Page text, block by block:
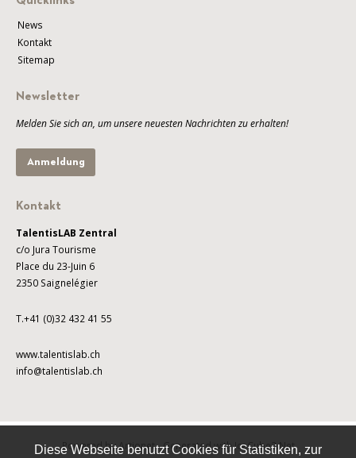
News
Kontakt
Sitemap
Newsletter
Melden Sie sich an, um unsere neuesten Nachrichten zu erhalten!
Anmeldung
Kontakt
TalentisLAB Zentral
c/o Jura Tourisme
Place du 23-Juin 6
2350 Saignelégier
T.+41 (0)32 432 41 55
www.talentislab.ch
info@talentislab.ch
Powered by Artionet-Generated with IceCube2.Net
Diese Webseite benutzt Cookies für Statistiken, zur